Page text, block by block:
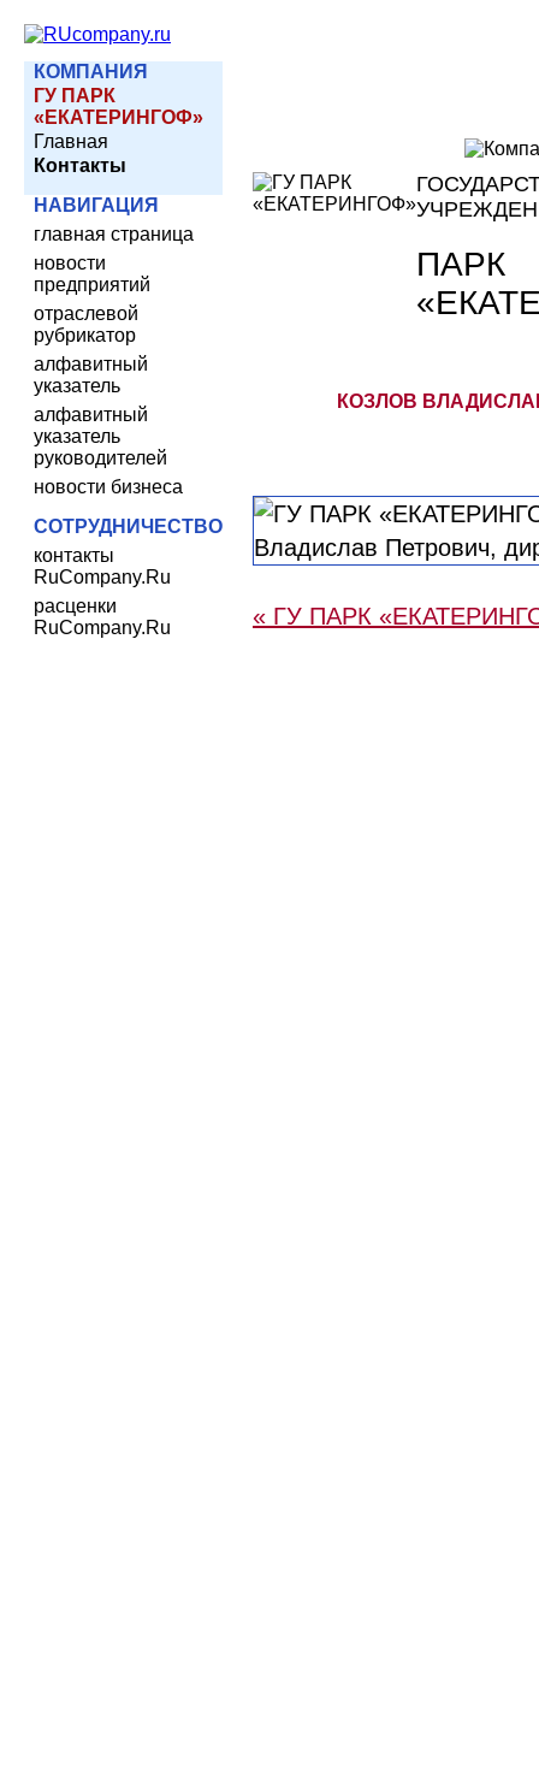
КОМПАНИЯ
ГУ ПАРК
«ЕКАТЕРИНГОФ»
Главная
Контакты
НАВИГАЦИЯ
главная страница
новости
предприятий
отраслевой
рубрикатор
алфавитный
указатель
алфавитный
указатель
руководителей
новости бизнеса
СОТРУДНИЧЕСТВО
контакты
RuCompany.Ru
расценки
RuCompany.Ru
ПАРК
КОЗЛОВ
« ГУ ПАРК